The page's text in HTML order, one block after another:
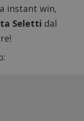
instant win,
Seletti dal